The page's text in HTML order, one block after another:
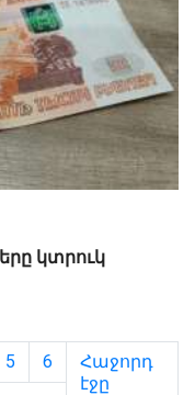
կտրուկ
5 6
Հաջորդ
էջը